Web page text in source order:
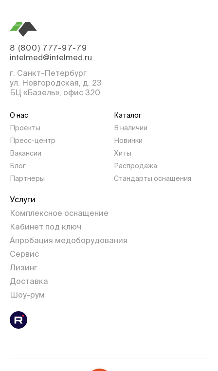
8 (800) 777-97-79
intelmed@intelmed.ru
г. Санкт-Петербург
ул. Новгородская, д. 23
БЦ «Базель», офис 320
О нас
Проекты
Пресс-центр
Вакансии
Блог
Партнеры
Каталог
В наличии
Новинки
Хиты
Распродажа
Стандарты оснащения
Услуги
Комплексное оснащение
Кабинет под ключ
Апробация медоборудования
Сервис
Лизинг
Доставка
Шоу-рум